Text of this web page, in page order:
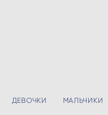
ДЕВОЧКИ МАЛЬЧИКИ